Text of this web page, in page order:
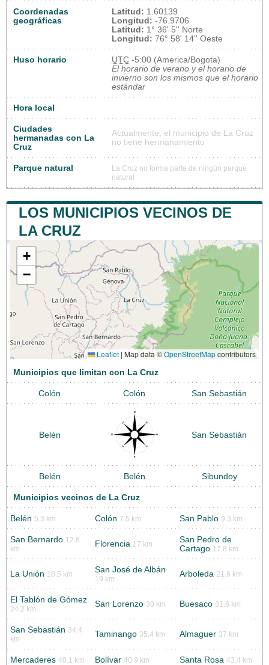
Coordenadas
geográficas
Latitud: 1.60139
Longitud: -76.9706
Latitud: 1° 36' 5'' Norte
Longitud: 76° 58' 14'' Oeste
Huso horario UTC -5:00 (America/Bogota)
El horario de verano y el horario de
invierno son los mismos que el horario
estándar
Hora local
Ciudades
hermanadas con La
Cruz
Actualmente, el municipio de La Cruz
no tiene hermanamiento
Parque natural
La Cruz no forma parte de ningún parque
natural
LOS MUNICIPIOS VECINOS DE
LA CRUZ
+
−
Leaflet | Map data ©OpenStreetMapcontributors
Municipios que limitan con La Cruz
Colón Colón San Sebastián
Belén San Sebastián
Belén Belén Sibundoy
Municipios vecinos de La Cruz
Belén 5.3 km Colón 7.5 km San Pablo 9.3 km
San Bernardo 12.8
km
Florencia 17 km
San Pedro de
Cartago 17.8 km
La Unión 18.5 km San José de Albán
19 km
Arboleda 21.6 km
El Tablón de Gómez
24.2 km
San Lorenzo 30 km Buesaco 31.6 km
San Sebastián 34.4
km
Taminango 35.4 km Almaguer 37 km
Mercaderes 40.1 km Bolívar 40.9 km Santa Rosa 43.4 km